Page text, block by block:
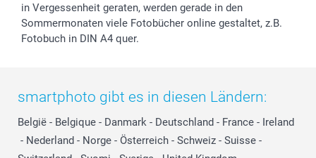
in Vergessenheit geraten, werden gerade in den
Sommermonaten viele Fotobücher online gestaltet, z.B.
Fotobuch in DIN A4 quer.
smartphoto gibt es in diesen Ländern:
België - Belgique - Danmark - Deutschland - France - Ireland
- Nederland - Norge - Österreich - Schweiz - Suisse -